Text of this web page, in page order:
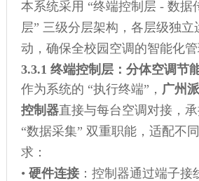
本系统采用 “终端控制层 - 数据
层” 三级分层架构，各层级独立
动，确保全校园空调的智能化管
3.3.1 终端控制层：分体空调节
作为系统的 “执行终端”， 广州
控制器直接与每台空调对接，
“数据采集” 双重职能，适配不
求：
• 硬件连接：控制器通过端子接